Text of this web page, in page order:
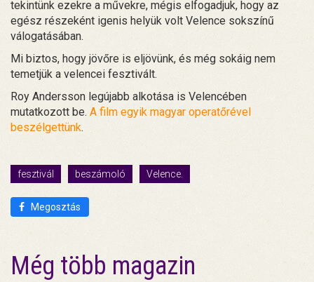
tekintünk ezekre a művekre, mégis elfogadjuk, hogy az
egész részeként igenis helyük volt Velence sokszínű
válogatásában.
Mi biztos, hogy jövőre is eljövünk, és még sokáig nem
temetjük a velencei fesztivált.
Roy Andersson legújabb alkotása is Velencében
mutatkozott be. A film egyik magyar operatőrével
beszélgettünk.
fesztivál beszámoló Velence.
Megosztás
Még több magazin